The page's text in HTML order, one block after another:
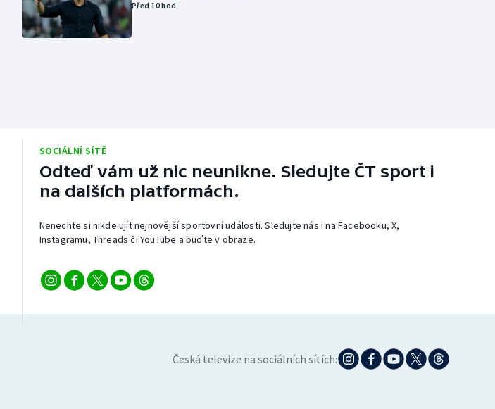
Před 10 hod
SOCIÁLNÍ SÍTĚ
Odteď vám už nic neunikne. Sledujte ČT sport i
na dalších platformách.
Nenechte si nikde ujít nejnovější sportovní události. Sledujte nás i na Facebooku, X,
Instagramu, Threads či YouTube a buďte v obraze.
Česká televize na sociálních sítích: